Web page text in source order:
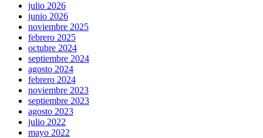
julio 2026
junio 2026
noviembre 2025
febrero 2025
octubre 2024
septiembre 2024
agosto 2024
febrero 2024
noviembre 2023
septiembre 2023
agosto 2023
julio 2022
mayo 2022